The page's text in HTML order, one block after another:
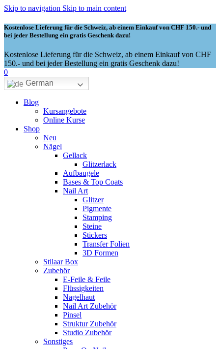
Skip to navigation Skip to main content
Kostenlose Lieferung für die Schweiz, ab einem Einkauf von CHF 150.- und
bei jeder Bestellung ein gratis Geschenk dazu!
Kostenlose Lieferung für die Schweiz, ab einem Einkauf von CHF
150.- und bei jeder Bestellung ein gratis Geschenk dazu!
0
German
Blog
Kursangebote
Online Kurse
Shop
Neu
Nägel
Gellack
Glitzerlack
Aufbaugele
Bases & Top Coats
Nail Art
Glitzer
Pigmente
Stamping
Steine
Stickers
Transfer Folien
3D Formen
Stilaar Box
Zubehör
E-Feile & Feile
Flüssigkeiten
Nagelhaut
Nail Art Zubehör
Pinsel
Struktur Zubehör
Studio Zubehör
Sonstiges